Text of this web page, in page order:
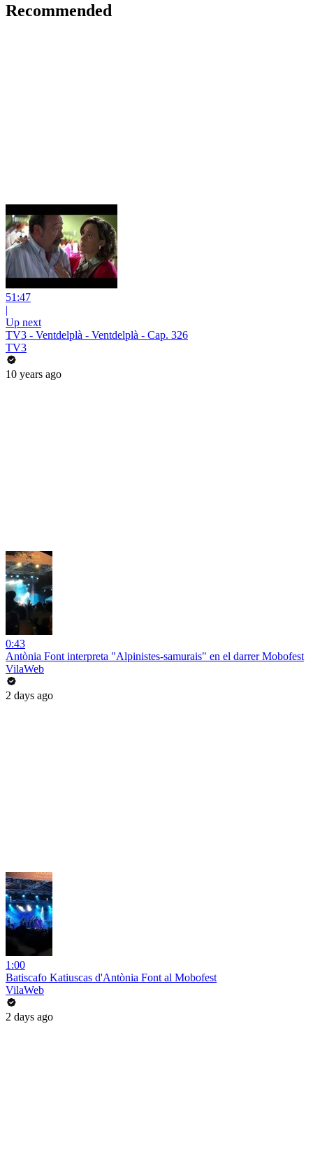
Recommended
51:47
|
Up next
TV3 - Ventdelplà - Ventdelplà - Cap. 326
TV3
10 years ago
0:43
Antònia Font interpreta "Alpinistes-samurais" en el darrer Mobofest
VilaWeb
2 days ago
1:00
Batiscafo Katiuscas d'Antònia Font al Mobofest
VilaWeb
2 days ago